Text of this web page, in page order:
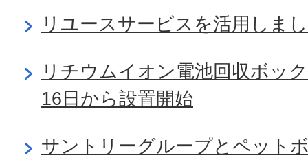
リユースサービスを活用しま
リチウムイオン電池回収ボッ
16日から設置開始
サントリーグループとペット